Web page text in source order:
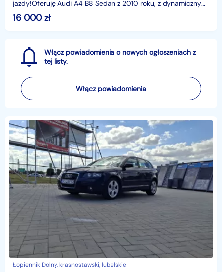
jazdy!Oferuję Audi A4 B8 Sedan z 2010 roku, z dynamicznym
i ekonomicznym silnikiem 1.8 TFSI 160 KM w elegancki
16 000zł
Włącz powiadomienia o nowych ogłoszeniach z
tej listy.
Włącz powiadomienia
Łopiennik Dolny, krasnostawski, lubelskie